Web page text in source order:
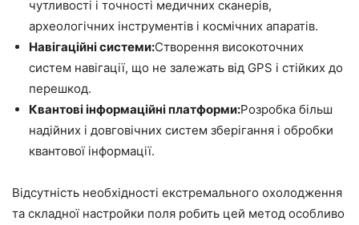
чутливості і точності медичних сканерів,
археологічних інструментів і космічних апаратів.
Навігаційні системи:Створення високоточних
систем навігації, що не залежать від GPS і стійких до
перешкод.
Квантові інформаційні платформи:Розробка більш
надійних і довговічних систем зберігання і обробки
квантової інформації.
Відсутність необхідності екстремального охолодження
та складної настройки поля робить цей метод особливо